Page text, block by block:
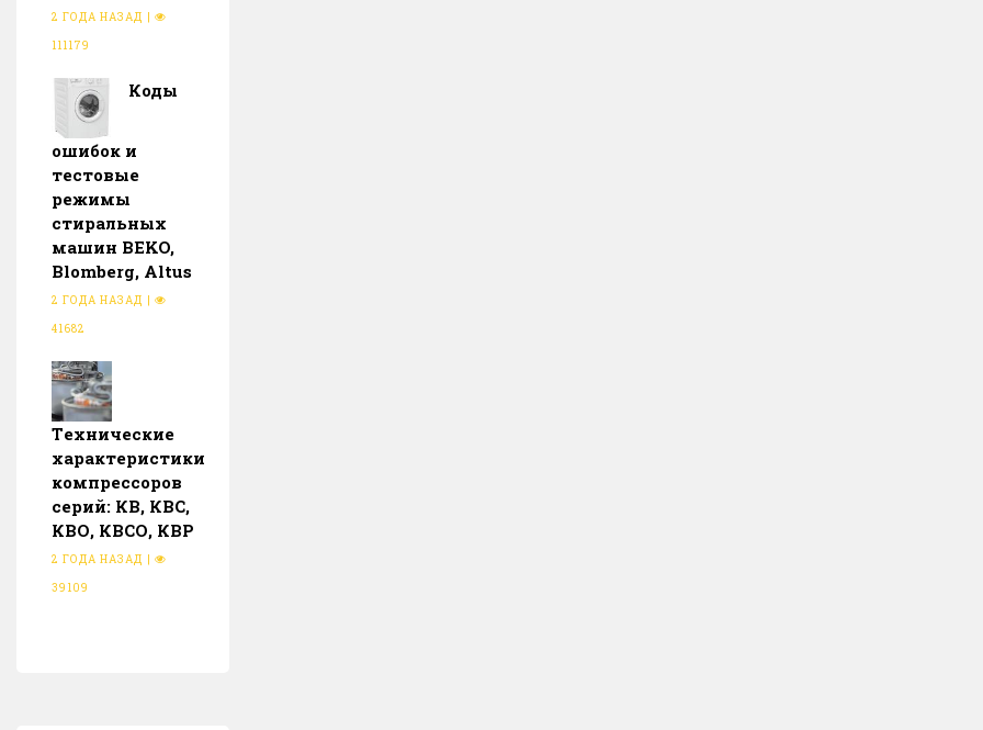
2 ГОДА НАЗАД |
111179
Коды
ошибок и
тестовые
режимы
стиральных
машин BEKO,
Blomberg, Altus
2 ГОДА НАЗАД |
41682
Тeхнические
характеристики
компрессоров
серий: КВ, КВС,
КВО, КВСО, КВР
2 ГОДА НАЗАД |
39109